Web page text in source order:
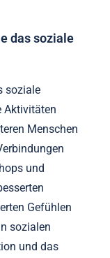
das soziale
soziale
Aktivitäten
Menschen
und
Gefühlen
sozialen
und das